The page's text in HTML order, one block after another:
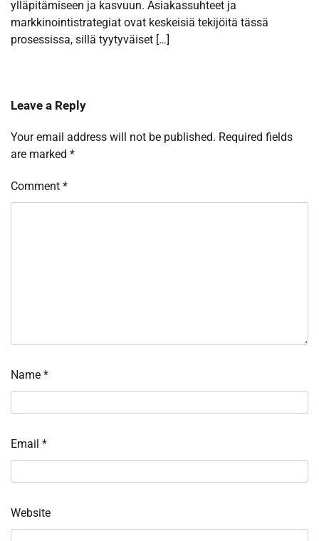
ylläpitämiseen ja kasvuun. Asiakassuhteet ja
markkinointistrategiat ovat keskeisiä tekijöitä tässä
prosessissa, sillä tyytyväiset […]
Leave a Reply
Your email address will not be published. Required fields
are marked *
Comment *
Name *
Email *
Website